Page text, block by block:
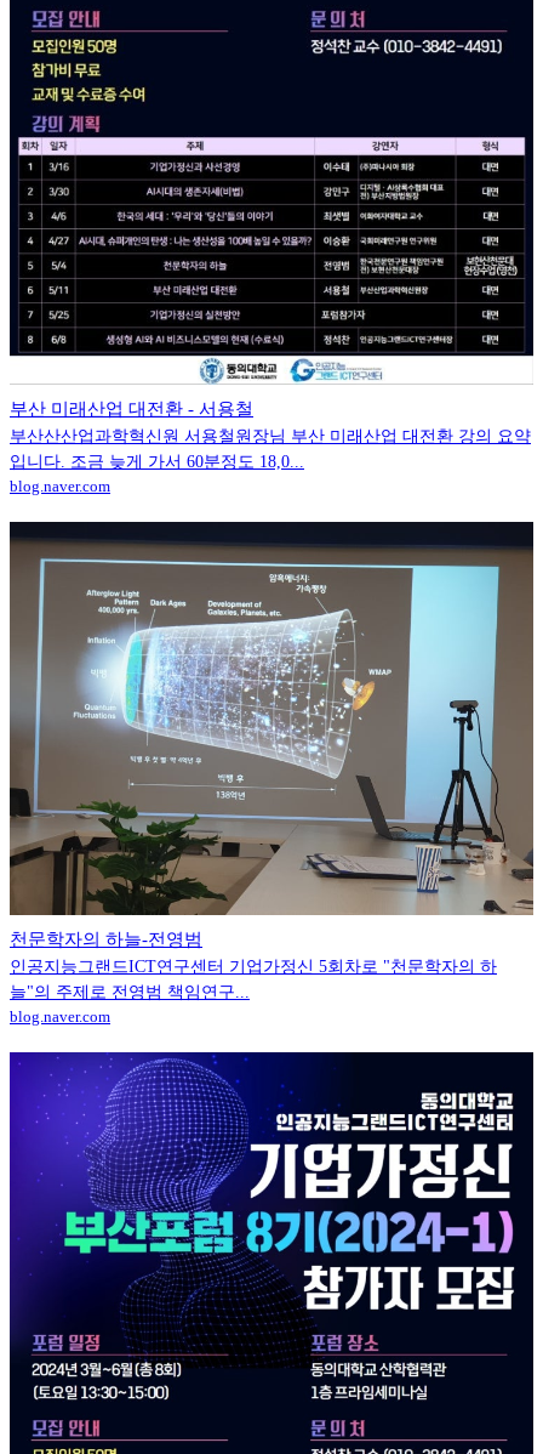
부산 미래산업 대전환 - 서용철
부산산산업과학혁신원 서용철원장님 부산 미래산업 대전환 강의 요약
입니다. 조금 늦게 가서 60분정도 18,0...
blog.naver.com
천문학자의 하늘-전영범
인공지능그랜드ICT연구센터 기업가정신 5회차로 "천문학자의 하
늘"의 주제로 전영범 책임연구...
blog.naver.com